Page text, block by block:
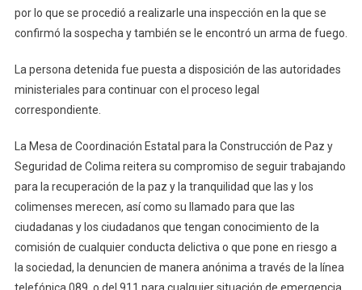
por lo que se procedió a realizarle una inspección en la que se
confirmó la sospecha y también se le encontró un arma de fuego.
La persona detenida fue puesta a disposición de las autoridades
ministeriales para continuar con el proceso legal
correspondiente.
La Mesa de Coordinación Estatal para la Construcción de Paz y
Seguridad de Colima reitera su compromiso de seguir trabajando
para la recuperación de la paz y la tranquilidad que las y los
colimenses merecen, así como su llamado para que las
ciudadanas y los ciudadanos que tengan conocimiento de la
comisión de cualquier conducta delictiva o que pone en riesgo a
la sociedad, la denuncien de manera anónima a través de la línea